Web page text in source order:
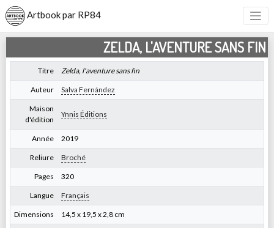
Artbook par RP84
ZELDA, L'AVENTURE SANS FIN
Titre Zelda, l'aventure sans fin
Auteur Salva Fernández
Maison
d'édition
Ynnis Éditions
Année 2019
Reliure Broché
Pages 320
Langue Français
Dimensions 14,5 x 19,5 x 2,8 cm